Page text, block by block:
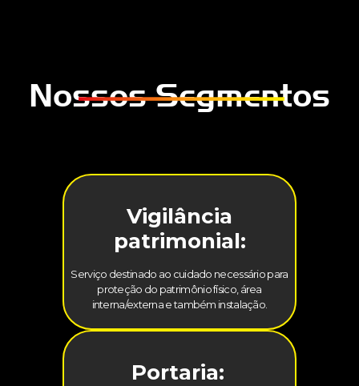
Nossos Segmentos
Vigilância
patrimonial:
Serviço destinado ao cuidado necessário para
proteção do patrimônio físico, área
interna/externa e também instalação.
Portaria: